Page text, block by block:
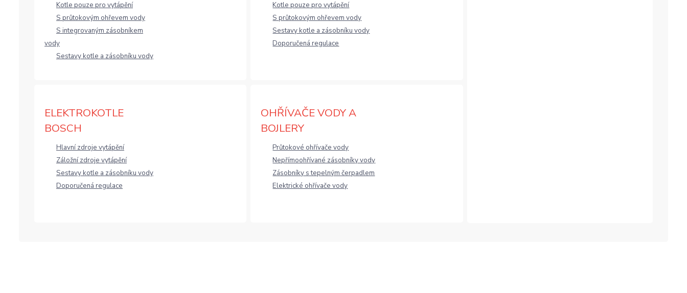
Kotle pouze pro vytápění
S průtokovým ohřevem vody
S integrovaným zásobníkem
vody
Sestavy kotle a zásobníku vody
Kotle pouze pro vytápění
S průtokovým ohřevem vody
Sestavy kotle a zásobníku vody
Doporučená regulace
ELEKTROKOTLE
BOSCH
Hlavní zdroje vytápění
Záložní zdroje vytápění
Sestavy kotle a zásobníku vody
Doporučená regulace
OHŘÍVAČE VODY A
BOJLERY
Průtokové ohřívače vody
Nepřímoohřívané zásobníky vody
Zásobníky s tepelným čerpadlem
Elektrické ohřívače vody